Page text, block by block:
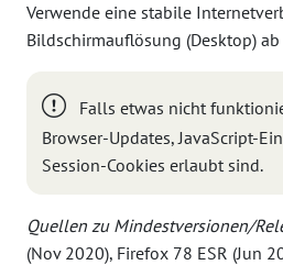
Verwende eine stabile
Bildschirmauflösung (Desktop) ab
Falls etwas nicht
Browser-Updates, JavaScript-
Session-Cookies erlaubt sind.
Quellen zu Mindestversionen/
(Nov 2020), Firefox 78 ESR (Jun